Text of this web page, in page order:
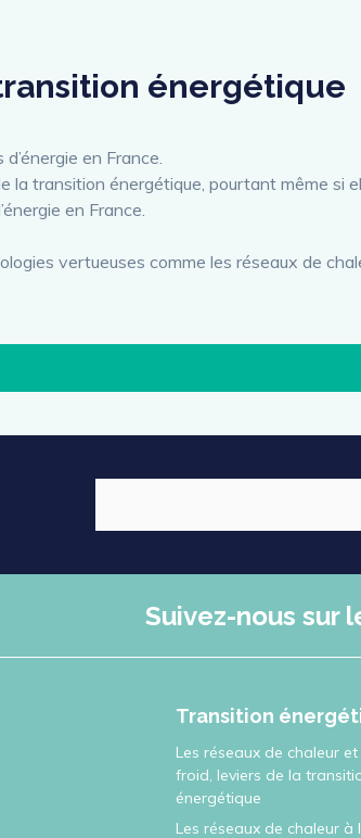
énergétique
en France.
la transition énergétique, pourtant même si
en France.
vertueuses comme les réseaux de
Suivez-nous sur
Transition
Les réseaux de chaleur et
froid, leviers de la
énergétique
Les réseaux de chaleur à